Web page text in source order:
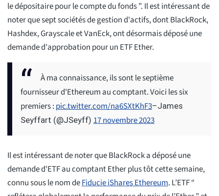
le dépositaire pour le compte du fonds ”. Il est intéressant de
noter que sept sociétés de gestion d'actifs, dont BlackRock,
Hashdex, Grayscale et VanEck, ont désormais déposé une
demande d'approbation pour un ETF Ether.
À ma connaissance, ils sont le septième
fournisseur d'Ethereum au comptant. Voici les six
premiers : pic.twitter.com/na6SXtKhF3–James
Seyffart (@JSeyff) 17 novembre 2023
Il est intéressant de noter que BlackRock a déposé une
demande d'ETF au comptant Ether plus tôt cette semaine,
connu sous le nom deFiducie iShares Ethereum. L’ETF “